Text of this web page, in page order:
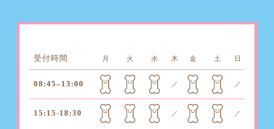
受付時間 月 火 水 木 金 土 日
08:45–13:00 ／ ／
15:15-18:30 ／ ／